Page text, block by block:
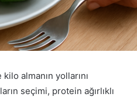
almanın yollarını
seçimi, protein ağırlıklı